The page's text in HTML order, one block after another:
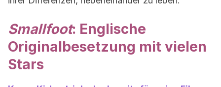
Smallfoot: Englische
Originalbesetzung mit vielen
Stars